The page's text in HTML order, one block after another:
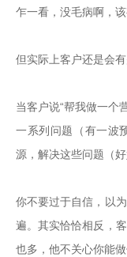
乍一看，没毛病啊，该
但实际上客户还是会
当客户说“帮我做一个
一系列问题（有一波
源，解决这些问题（
你不要过于自信，以
遍。其实恰恰相反，
也多，他不关心你能